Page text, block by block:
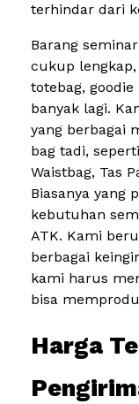
terhindar dari
Barang
cukup
totebag,
banyak lagi.
yang berbagai
bag tadi,
Waistbag, Tas
Biasanya yang
kebutuhan
ATK. Kami
berbagai
kami harus
bisa
Harga